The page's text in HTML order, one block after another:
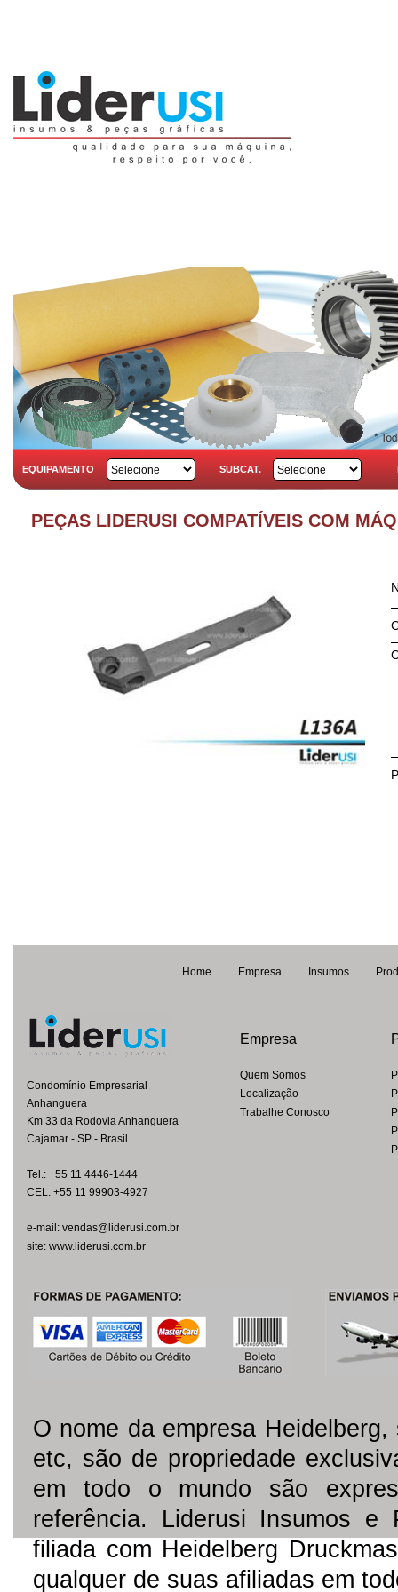
EQUIPAMENTO SUBCAT.
PEÇAS LIDERUSI COMPATÍVEIS COM
Home Empresa Insumos
Condomínio Empresarial
Anhanguera
Km 33 da Rodovia Anhanguera
Cajamar - SP - Brasil
Tel.: +55 11 4446-1444
CEL: +55 11 99903-4927
e-mail: vendas@liderusi.com.br
site: www.liderusi.com.br
Empresa
Quem Somos
Localização
Trabalhe Conosco
O nome da empresa
etc, são de propriedade
em todo o mundo são
referência. Liderusi Insumos
filiada com Heidelberg
qualquer de suas afiliadas em